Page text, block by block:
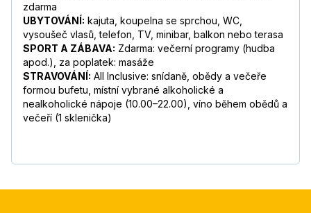
zdarma
UBYTOVÁNÍ: kajuta, koupelna se sprchou, WC,
vysoušeč vlasů, telefon, TV, minibar, balkon nebo terasa
SPORT A ZÁBAVA: Zdarma: večerní programy (hudba
apod.), za poplatek: masáže
STRAVOVÁNÍ: All Inclusive: snídaně, obědy a večeře
formou bufetu, místní vybrané alkoholické a
nealkoholické nápoje (10.00⁠–⁠22.00), víno během obědů a
večeří (1 sklenička)